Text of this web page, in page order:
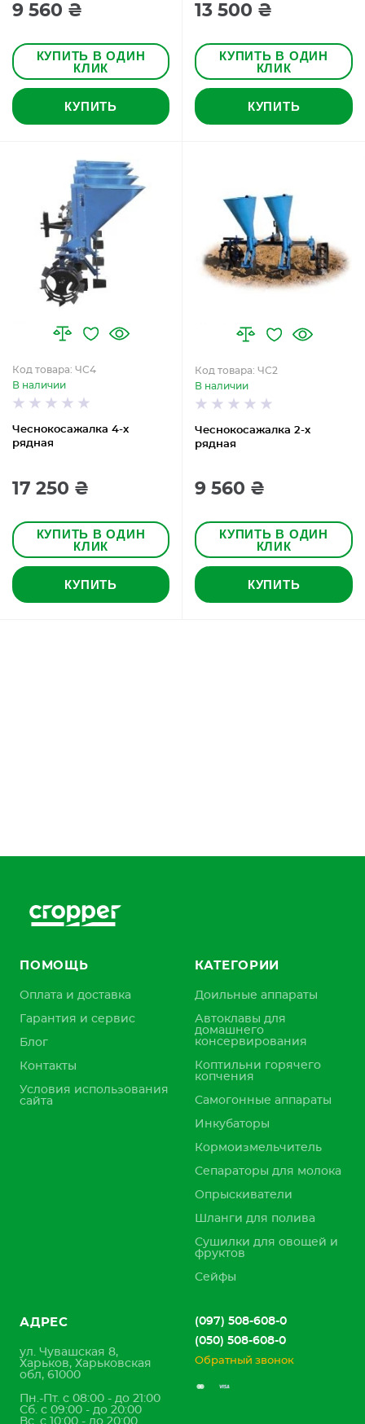
9 560 ₴
КУПИТЬ В ОДИН
КЛИК
КУПИТЬ
13 500 ₴
КУПИТЬ В ОДИН
КЛИК
КУПИТЬ
Чеснокосажалка 4-х
рядная
Код товара: ЧС4
В наличии
17 250 ₴
КУПИТЬ В ОДИН
КЛИК
КУПИТЬ
Чеснокосажалка 2-х
рядная
Код товара: ЧС2
В наличии
9 560 ₴
КУПИТЬ В ОДИН
КЛИК
КУПИТЬ
ПОМОЩЬ
Оплата и доставка
Гарантия и сервис
Блог
Контакты
Условия использования
сайта
КАТЕГОРИИ
Доильные аппараты
Автоклавы для
домашнего
консервирования
Коптильни горячего
копчения
Самогонные аппараты
Инкубаторы
Кормоизмельчитель
Сепараторы для молока
Опрыскиватели
Шланги для полива
Сушилки для овощей и
фруктов
Сейфы
АДРЕС
ул. Чувашская 8,
Харьков, Харьковская
обл, 61000
Пн.-Пт. с 08:00 - до 21:00
Сб. с 09:00 - до 20:00
Вс. с 10:00 - до 20:00
(097) 508-608-0
(050) 508-608-0
Обратный звонок